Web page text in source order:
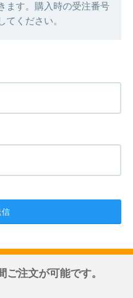
ます。購入時の受注番号
てください。
ご注文が可能です。